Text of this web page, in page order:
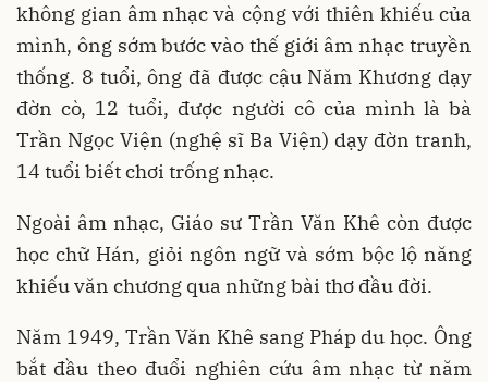
không gian âm nhạc và cộng với thiên khiếu của
mình, ông sớm bước vào thế giới âm nhạc truyền
thống. 8 tuổi, ông đã được cậu Năm Khương dạy
đờn cò, 12 tuổi, được người cô của mình là bà
Trần Ngọc Viện (nghệ sĩ Ba Viện) dạy đờn tranh,
14 tuổi biết chơi trống nhạc.
Ngoài âm nhạc, Giáo sư Trần Văn Khê còn được
học chữ Hán, giỏi ngôn ngữ và sớm bộc lộ năng
khiếu văn chương qua những bài thơ đầu đời.
Năm 1949, Trần Văn Khê sang Pháp du học. Ông
bắt đầu theo đuổi nghiên cứu âm nhạc từ năm